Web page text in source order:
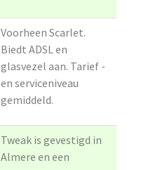
Voorheen Scarlet.
Biedt ADSL en
glasvezel aan. Tarief -
en serviceniveau
gemiddeld.
Tweak is gevestigd in
Almere en een